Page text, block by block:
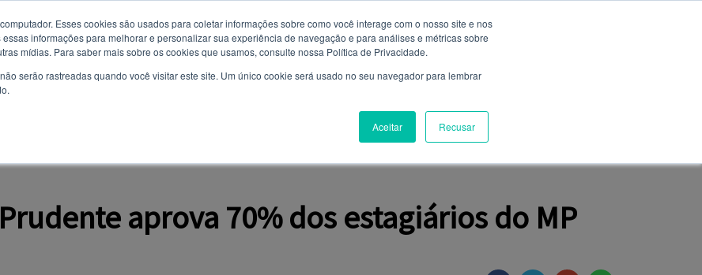
Esses cookies são usados ​​para coletar informações sobre como você interage com o nosso site e nos
informações para melhorar e personalizar sua experiência de navegação e para análises e métricas sobre
mídias. Para saber mais sobre os cookies que usamos, consulte nossa Política de Privacidade.
serão rastreadas quando você visitar este site. Um único cookie será usado no seu navegador para lembrar
Aceitar Recusar
8 de agosto de 2026
OPINIÃO FALE CONOSCO CLUBE DE SERVIÇOS
aprova 70% dos estagiários do MP
Você quer receber notificações e não perder nenhuma notícia
importante?